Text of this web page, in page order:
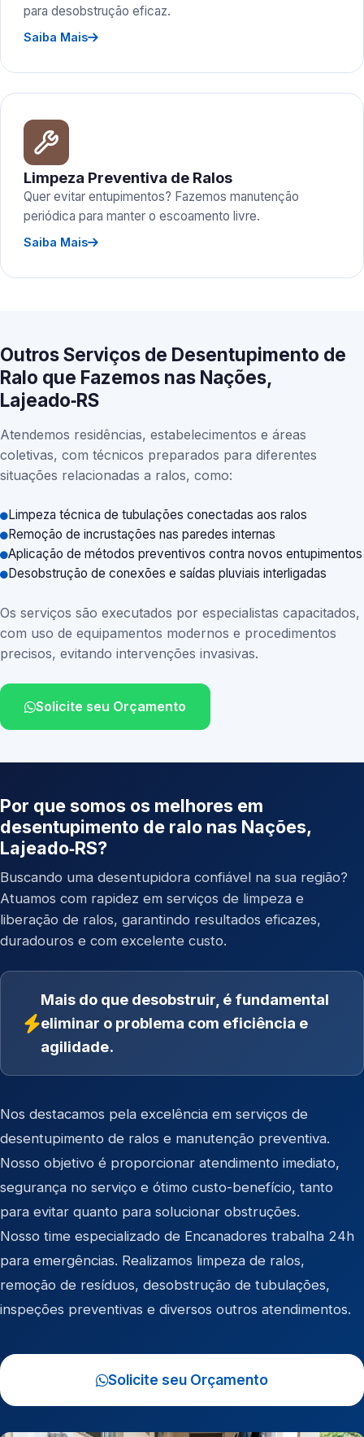
para desobstrução eficaz.
Saiba Mais
Limpeza Preventiva de Ralos
Quer evitar entupimentos? Fazemos manutenção
periódica para manter o escoamento livre.
Saiba Mais
Outros Serviços de Desentupimento de
Ralo que Fazemos nas Nações,
Lajeado‑RS
Atendemos residências, estabelecimentos e áreas
coletivas, com técnicos preparados para diferentes
situações relacionadas a ralos, como:
Limpeza técnica de tubulações conectadas aos ralos
Remoção de incrustações nas paredes internas
Aplicação de métodos preventivos contra novos entupimentos
Desobstrução de conexões e saídas pluviais interligadas
Os serviços são executados por especialistas capacitados,
com uso de equipamentos modernos e procedimentos
precisos, evitando intervenções invasivas.
Solicite seu Orçamento
Por que somos os melhores em
desentupimento de ralo nas Nações,
Lajeado‑RS?
Buscando uma desentupidora confiável na sua região?
Atuamos com rapidez em serviços de limpeza e
liberação de ralos, garantindo resultados eficazes,
duradouros e com excelente custo.
Mais do que desobstruir, é fundamental
eliminar o problema com eficiência e
agilidade.
Nos destacamos pela excelência em serviços de
desentupimento de ralos e manutenção preventiva.
Nosso objetivo é proporcionar atendimento imediato,
segurança no serviço e ótimo custo-benefício, tanto
para evitar quanto para solucionar obstruções.
Nosso time especializado de Encanadores trabalha 24h
para emergências. Realizamos limpeza de ralos,
remoção de resíduos, desobstrução de tubulações,
inspeções preventivas e diversos outros atendimentos.
Solicite seu Orçamento